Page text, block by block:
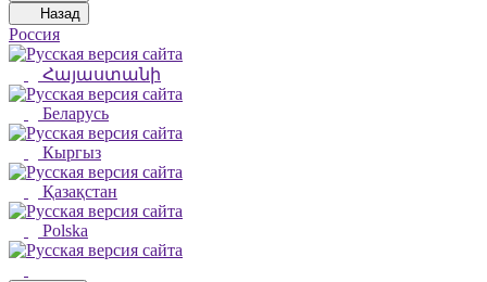
Назад
Россия
Հայաստանի
Беларусь
Кыргыз
Қазақстан
Polska